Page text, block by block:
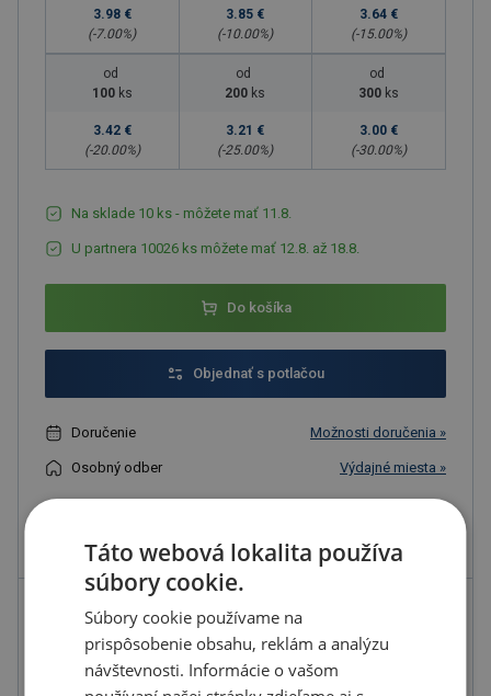
3.98 €
(-7.00%)
3.85 €
(-10.00%)
3.64 €
(-15.00%)
od
100 ks
3.42 €
(-20.00%)
od
200 ks
3.21 €
(-25.00%)
od
300 ks
3.00 €
(-30.00%)
Na sklade 10 ks - môžete mať 11.8.
U partnera 10026 ks môžete mať 12.8. až 18.8.
Do košíka
Objednať s potlačou
Doručenie Možnosti doručenia »
Osobný odber Výdajné miesta »
Možnosti potlače
Táto webová lokalita používa
súbory cookie.
Súbory cookie používame na
prispôsobenie obsahu, reklám a analýzu
návštevnosti. Informácie o vašom